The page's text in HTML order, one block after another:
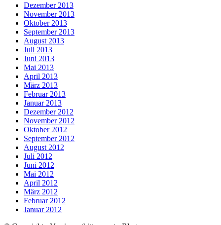
Dezember 2013
November 2013
Oktober 2013
September 2013
August 2013
Juli 2013
Juni 2013
Mai 2013
April 2013
März 2013
Februar 2013
Januar 2013
Dezember 2012
November 2012
Oktober 2012
September 2012
August 2012
Juli 2012
Juni 2012
Mai 2012
April 2012
März 2012
Februar 2012
Januar 2012